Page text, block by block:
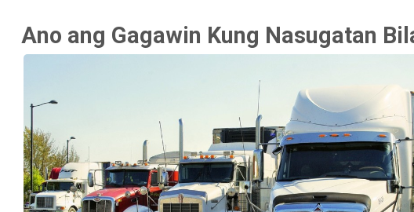
Ano ang Gagawin Kung Nasugatan